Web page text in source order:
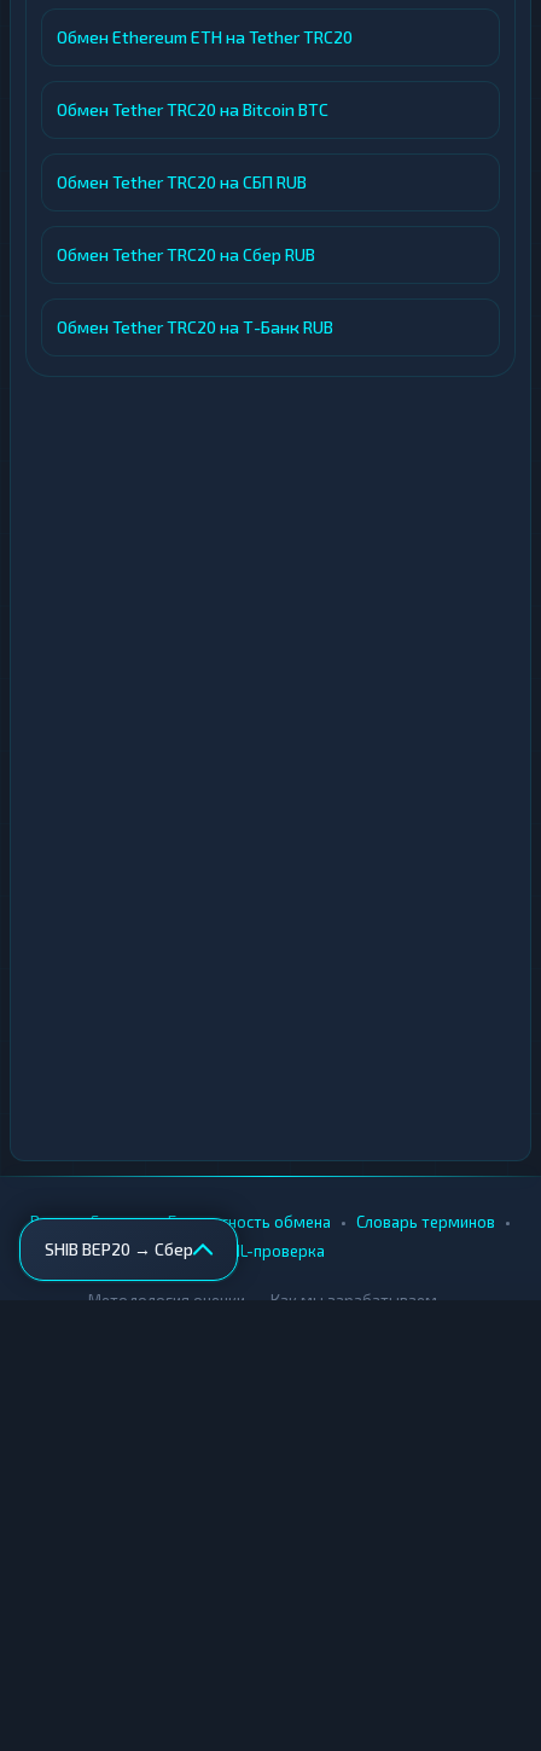
Обмен Ethereum ETH на Tether TRC20
Обмен Tether TRC20 на Bitcoin BTC
Обмен Tether TRC20 на СБП RUB
Обмен Tether TRC20 на Сбер RUB
Обмен Tether TRC20 на Т-Банк RUB
SHIB BEP20 → Сбер
Вики • Города • Безопасность обмена • Словарь терминов •
AML-проверка
Методология оценки Как мы зарабатываем